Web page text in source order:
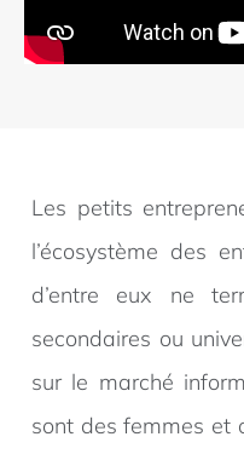
Les petits
l’écosystème des
d’entre eux ne
secondaires ou
sur le marché
sont des femmes et